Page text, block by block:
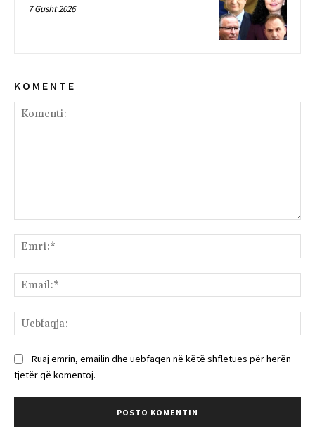
7 Gusht 2026
K O M E N T E
Ruaj emrin, emailin dhe uebfaqen në këtë shfletues për herën
tjetër që komentoj.